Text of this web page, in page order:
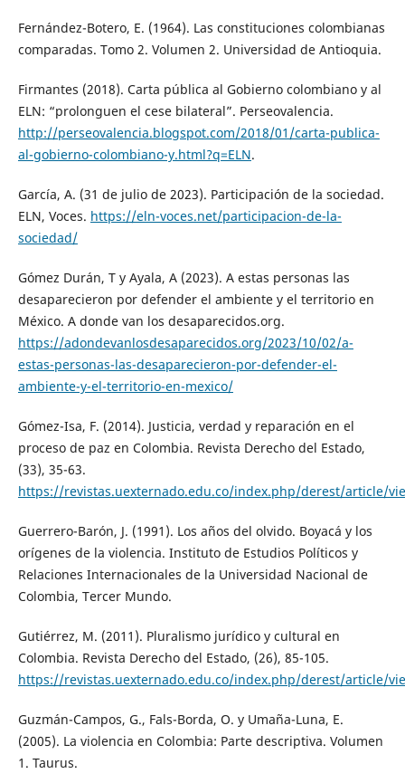
Fernández-Botero, E. (1964). Las constituciones colombianas
comparadas. Tomo 2. Volumen 2. Universidad de Antioquia.
Firmantes (2018). Carta pública al Gobierno colombiano y al
ELN: “prolonguen el cese bilateral”. Perseovalencia.
http://perseovalencia.blogspot.com/2018/01/carta-publica-
al-gobierno-colombiano-y.html?q=ELN.
García, A. (31 de julio de 2023). Participación de la sociedad.
ELN, Voces. https://eln-voces.net/participacion-de-la-
sociedad/
Gómez Durán, T y Ayala, A (2023). A estas personas las
desaparecieron por defender el ambiente y el territorio en
México. A donde van los desaparecidos.org.
https://adondevanlosdesaparecidos.org/2023/10/02/a-
estas-personas-las-desaparecieron-por-defender-el-
ambiente-y-el-territorio-en-mexico/
Gómez-Isa, F. (2014). Justicia, verdad y reparación en el
proceso de paz en Colombia. Revista Derecho del Estado,
(33), 35-63.
https://revistas.uexternado.edu.co/index.php/derest/article/
Guerrero-Barón, J. (1991). Los años del olvido. Boyacá y los
orígenes de la violencia. Instituto de Estudios Políticos y
Relaciones Internacionales de la Universidad Nacional de
Colombia, Tercer Mundo.
Gutiérrez, M. (2011). Pluralismo jurídico y cultural en
Colombia. Revista Derecho del Estado, (26), 85-105.
https://revistas.uexternado.edu.co/index.php/derest/article/
Guzmán-Campos, G., Fals-Borda, O. y Umaña-Luna, E.
(2005). La violencia en Colombia: Parte descriptiva. Volumen
1. Taurus.